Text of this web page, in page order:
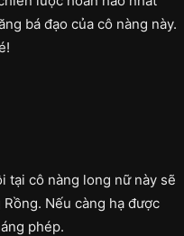
bá đạo của cô nàng này.
tại cô nàng long nữ này sẽ
Nếu càng hạ được
phép.